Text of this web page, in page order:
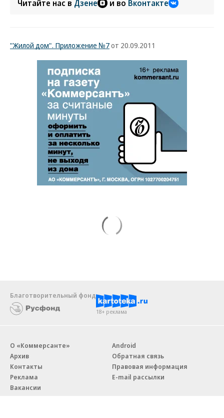
Читайте нас в Дзене и во Вконтакте
"Жилой дом". Приложение №7от 20.09.2011
Благотворительный фонд
18+ реклама
О «Коммерсанте»
Архив
Контакты
Реклама
Вакансии
Android
Обратная связь
Правовая информация
E-mail рассылки